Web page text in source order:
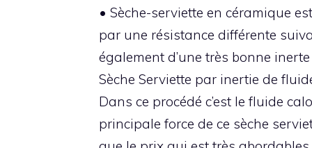
• Sèche-serviette en céramique
par une résistance différente
également d’une très bonne
Sèche Serviette par inertie de
Dans ce procédé c’est le fluide
principale force de ce sèche